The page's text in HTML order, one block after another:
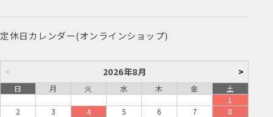
定休日カレンダー(オンラインショップ)
< 2026年8月 >
日 月 火 水 木 金
土
1
2
3 4 5 6 7
8